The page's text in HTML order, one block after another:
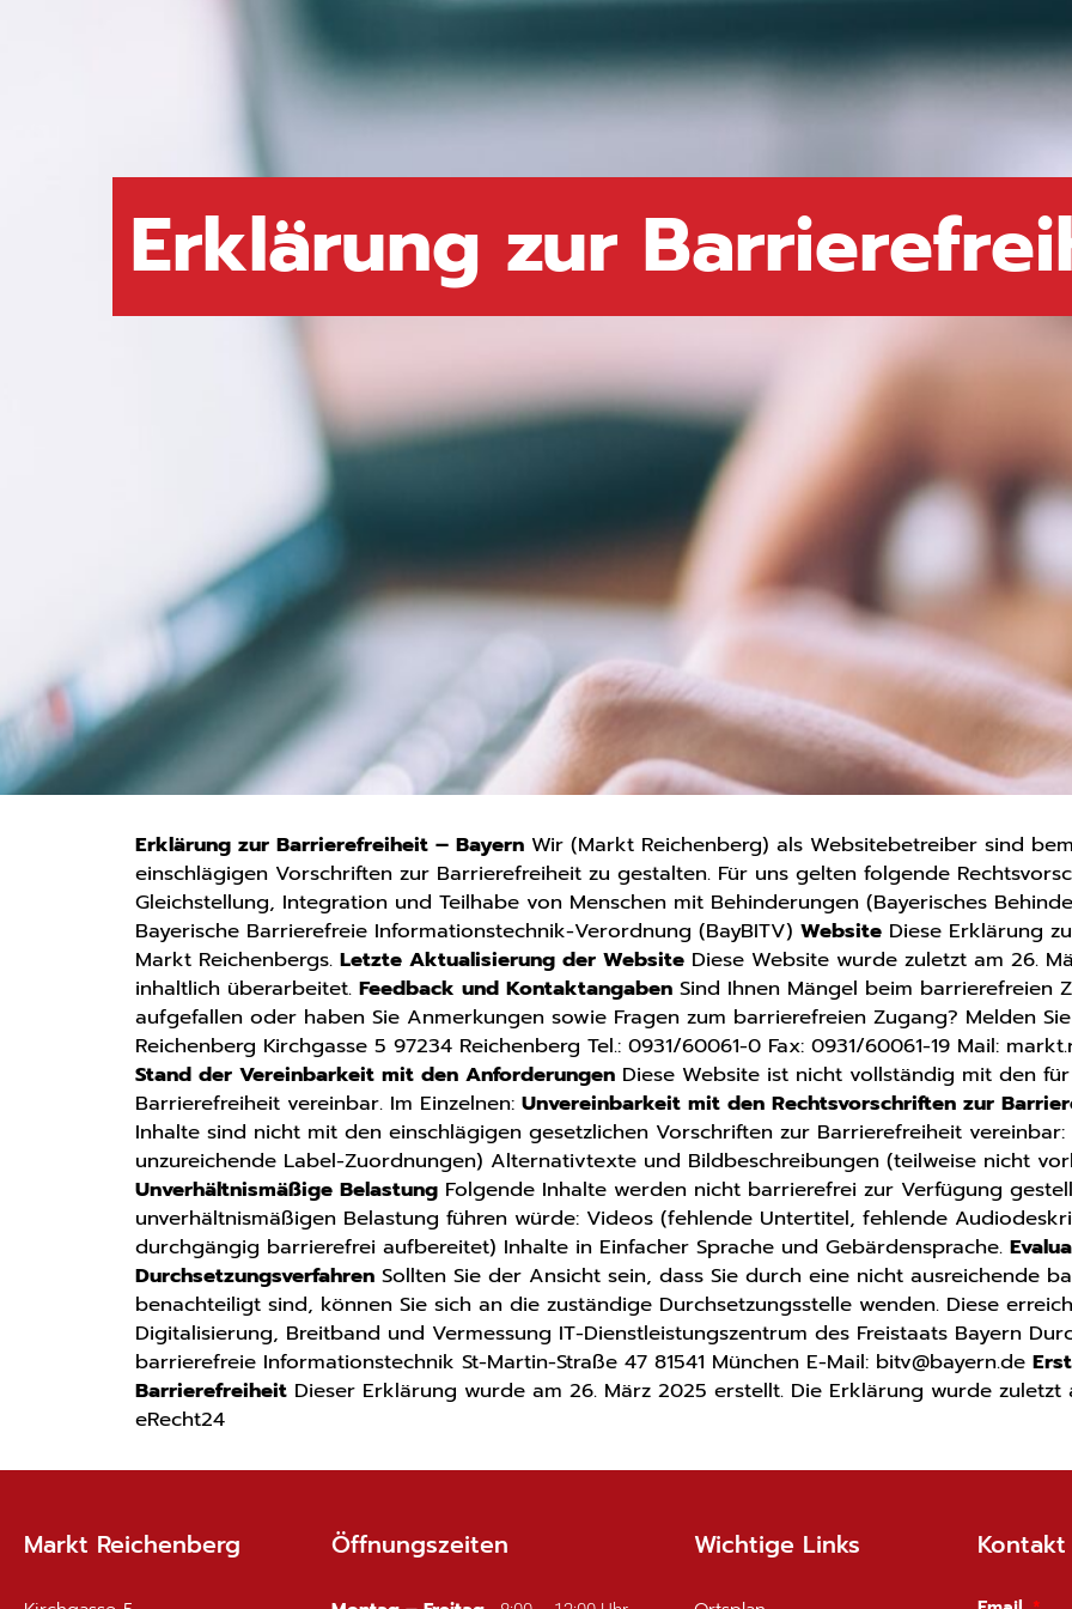
Erklärung zur
Erklärung zur Barrierefreiheit – BayernWir (Markt Reichenberg) als Websitebetreiber sind
einschlägigen Vorschriften zur Barrierefreiheit zu gestalten. Für uns gelten folgende
Gleichstellung, Integration und Teilhabe von Menschen mit Behinderungen (Bayerisches
Bayerische Barrierefreie Informationstechnik-Verordnung (BayBITV) WebsiteDiese Erklärung
Markt Reichenbergs. Letzte Aktualisierung der WebsiteDiese Website wurde zuletzt am 26.
inhaltlich überarbeitet. Feedback und Kontaktangaben Sind Ihnen Mängel beim barrierefreien
aufgefallen oder haben Sie Anmerkungen sowie Fragen zum barrierefreien Zugang? Melden
Reichenberg Kirchgasse 5 97234 Reichenberg Tel.: 0931/60061-0 Fax: 0931/60061-19 Mail:
Stand der Vereinbarkeit mit den Anforderungen Diese Website ist nicht vollständig mit den
Barrierefreiheit vereinbar. Im Einzelnen: Unvereinbarkeit mit den Rechtsvorschriften zur
Inhalte sind nicht mit den einschlägigen gesetzlichen Vorschriften zur Barrierefreiheit
unzureichende Label-Zuordnungen) Alternativtexte und Bildbeschreibungen (teilweise nicht
Unverhältnismäßige Belastung Folgende Inhalte werden nicht barrierefrei zur Verfügung
unverhältnismäßigen Belastung führen würde: Videos (fehlende Untertitel, fehlende
durchgängig barrierefrei aufbereitet) Inhalte in Einfacher Sprache und Gebärdensprache.
Durchsetzungsverfahren Sollten Sie der Ansicht sein, dass Sie durch eine nicht ausreichende
benachteiligt sind, können Sie sich an die zuständige Durchsetzungsstelle wenden. Diese
Digitalisierung, Breitband und Vermessung IT-Dienstleistungszentrum des Freistaats Bayern
barrierefreie Informationstechnik St-Martin-Straße 47 81541 München E-Mail: bitv@bayern.de
Barrierefreiheit Dieser Erklärung wurde am 26. März 2025 erstellt. Die Erklärung wurde
eRecht24
Markt Reichenberg Öffnungszeiten Wichtige Links Kontakt